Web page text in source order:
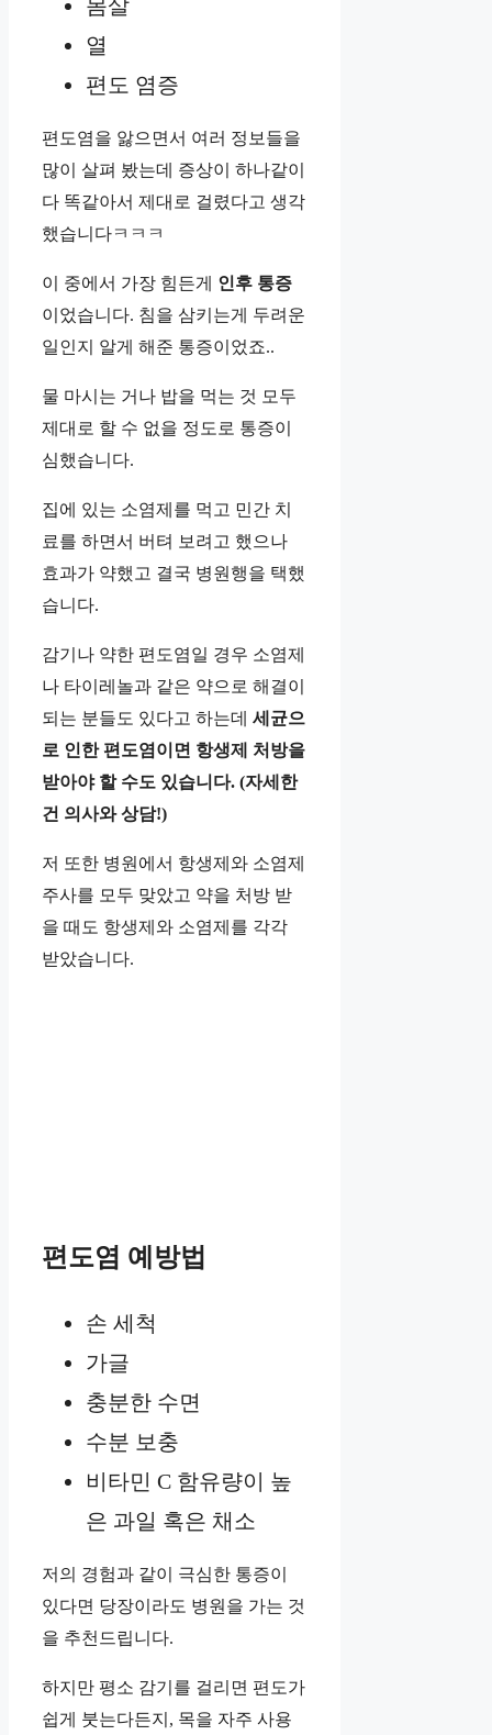
몸살
열
편도 염증
편도염을 앓으면서 여러 정보들을
많이 살펴 봤는데 증상이 하나같이
다 똑같아서 제대로 걸렸다고 생각
했습니다ㅋㅋㅋ
이 중에서 가장 힘든게 인후 통증
이었습니다. 침을 삼키는게 두려운
일인지 알게 해준 통증이었죠..
물 마시는 거나 밥을 먹는 것 모두
제대로 할 수 없을 정도로 통증이
심했습니다.
집에 있는 소염제를 먹고 민간 치
료를 하면서 버텨 보려고 했으나
효과가 약했고 결국 병원행을 택했
습니다.
감기나 약한 편도염일 경우 소염제
나 타이레놀과 같은 약으로 해결이
되는 분들도 있다고 하는데 세균으
로 인한 편도염이면 항생제 처방을
받아야 할 수도 있습니다. (자세한
건 의사와 상담!)
저 또한 병원에서 항생제와 소염제
주사를 모두 맞았고 약을 처방 받
을 때도 항생제와 소염제를 각각
받았습니다.
편도염 예방법
손 세척
가글
충분한 수면
수분 보충
비타민 C 함유량이 높
은 과일 혹은 채소
저의 경험과 같이 극심한 통증이
있다면 당장이라도 병원을 가는 것
을 추천드립니다.
하지만 평소 감기를 걸리면 편도가
쉽게 붓는다든지, 목을 자주 사용